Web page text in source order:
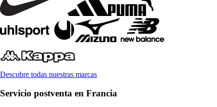
Descubre todas nuestras marcas
Servicio postventa en Francia